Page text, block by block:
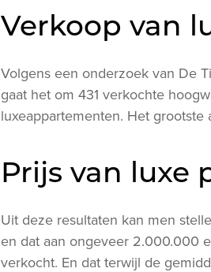
Verkoop van
Volgens een onderzoek van De
gaat het om 431 verkochte
luxeappartementen. Het
Prijs van luxe
Uit deze resultaten kan men
en dat aan ongeveer 2.000.000
verkocht. En dat terwijl de